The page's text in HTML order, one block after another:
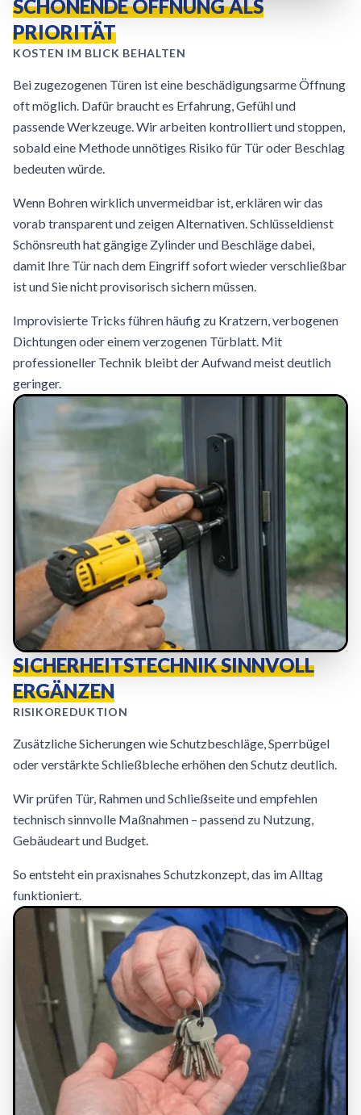
SCHONENDE ÖFFNUNG ALS
PRIORITÄT
KOSTEN IM BLICK BEHALTEN
Bei zugezogenen Türen ist eine beschädigungsarme Öffnung
oft möglich. Dafür braucht es Erfahrung, Gefühl und
passende Werkzeuge. Wir arbeiten kontrolliert und stoppen,
sobald eine Methode unnötiges Risiko für Tür oder Beschlag
bedeuten würde.
Wenn Bohren wirklich unvermeidbar ist, erklären wir das
vorab transparent und zeigen Alternativen. Schlüsseldienst
Schönsreuth hat gängige Zylinder und Beschläge dabei,
damit Ihre Tür nach dem Eingriff sofort wieder verschließbar
ist und Sie nicht provisorisch sichern müssen.
Improvisierte Tricks führen häufig zu Kratzern, verbogenen
Dichtungen oder einem verzogenen Türblatt. Mit
professioneller Technik bleibt der Aufwand meist deutlich
geringer.
SICHERHEITSTECHNIK SINNVOLL
ERGÄNZEN
RISIKOREDUKTION
Zusätzliche Sicherungen wie Schutzbeschläge, Sperrbügel
oder verstärkte Schließbleche erhöhen den Schutz deutlich.
Wir prüfen Tür, Rahmen und Schließseite und empfehlen
technisch sinnvolle Maßnahmen – passend zu Nutzung,
Gebäudeart und Budget.
So entsteht ein praxisnahes Schutzkonzept, das im Alltag
funktioniert.